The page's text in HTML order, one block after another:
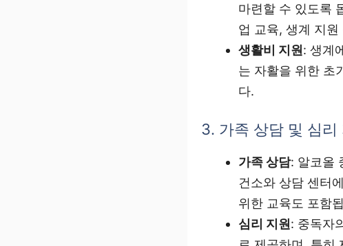
마련할 수 있도록
업 교육, 생계 지
생활비 지원: 생계
는 자활을 위한 초
다.
3. 가족 상담 및 심리
가족 상담: 알코올
건소와 상담 센터
위한 교육도 포함
심리 지원: 중독자